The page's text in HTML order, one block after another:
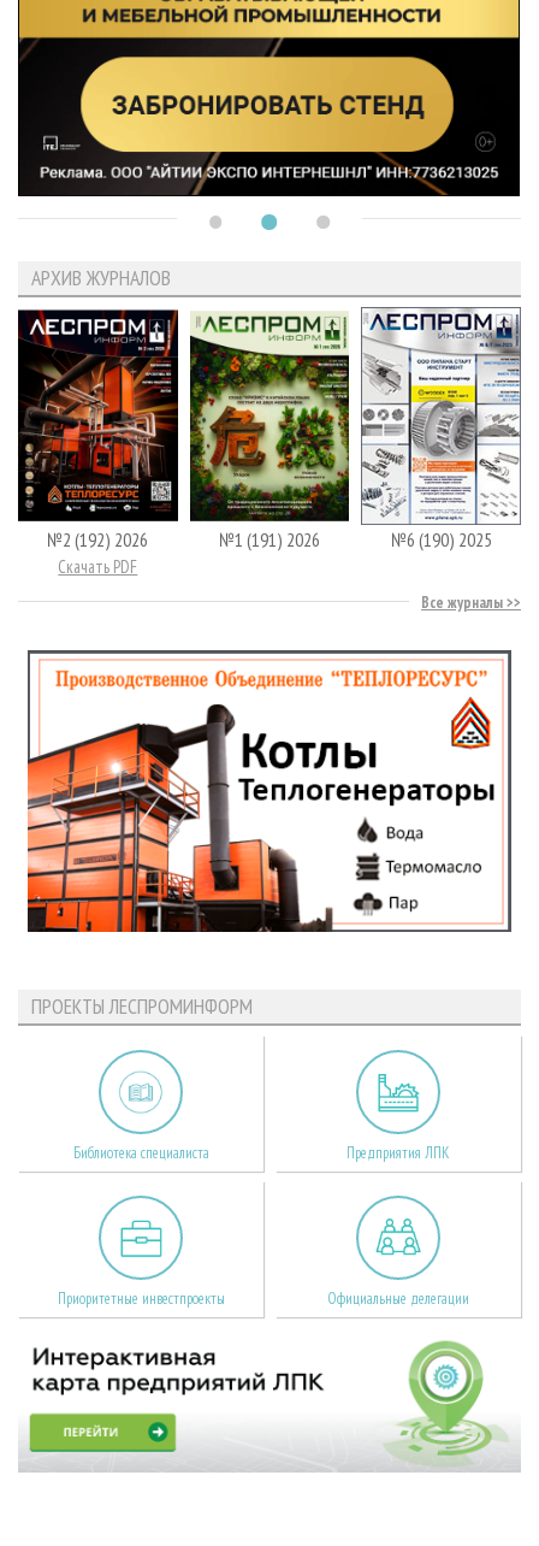
АРХИВ ЖУРНАЛОВ
№2 (192) 2026
Скачать PDF
№1 (191) 2026 №6 (190) 2025
Все журналы
ПРОЕКТЫ ЛЕСПРОМИНФОРМ
Библиотека специалиста Предприятия ЛПК
Приоритетные инвестпроекты Официальные делегации